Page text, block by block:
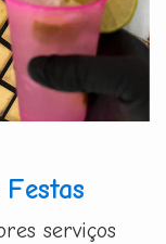
serviços